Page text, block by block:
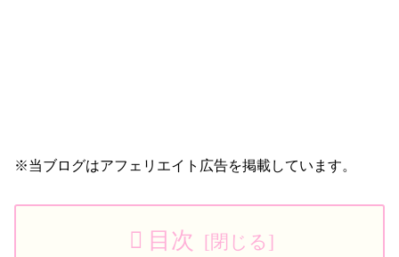
※当ブログはアフェリエイト広告を掲載しています。
目次